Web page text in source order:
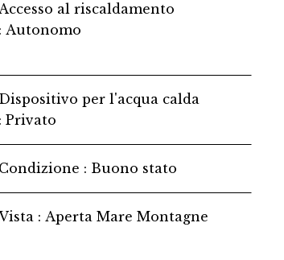
al riscaldamento
Autonomo
Dispositivo per l'acqua calda
Privato
Condizione Buono stato
Aperta Mare Montagne